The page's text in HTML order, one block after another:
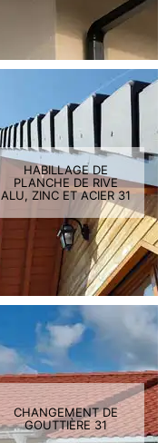
HABILLAGE DE
PLANCHE DE RIVE
ALU, ZINC ET ACIER 31
CHANGEMENT DE
GOUTTIÈRE 31